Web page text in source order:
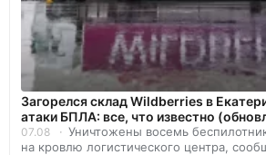
Загорелся склад Wildberries в
атаки БПЛА: все, что известно
07.08
Уничтожены восемь
на кровлю логистического центра,